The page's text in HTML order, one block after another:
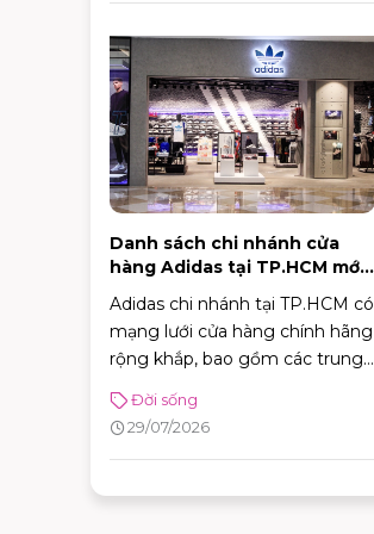
Danh sách chi nhánh cửa
hàng Adidas tại TP.HCM mới
Adidas chi nhánh tại TP.HCM có
mạng lưới cửa hàng chính hãng
rộng khắp, bao gồm các trung
cửa hàng chuyên dòng thời
trang đường phố, đồ thể thao
sự đa dạng về mô hình và vị trí
Đời sống
29/07/2026